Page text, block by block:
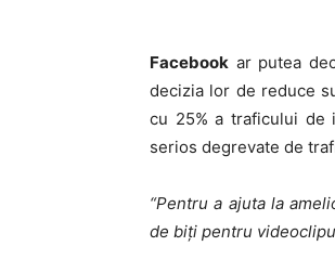
Facebook ar putea
decizia lor de reduce
cu 25% a traficului de
serios degrevate de
“Pentru a ajuta la
de biți pentru